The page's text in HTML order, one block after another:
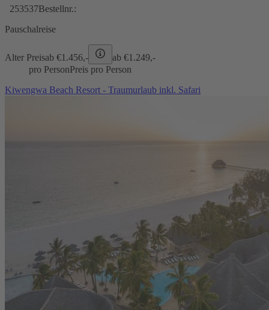
253537Bestellnr.:
Pauschalreise
Alter Preisab €1.456,- ab €1.249,-
pro PersonPreis pro Person
Kiwengwa Beach Resort - Traumurlaub inkl. Safari